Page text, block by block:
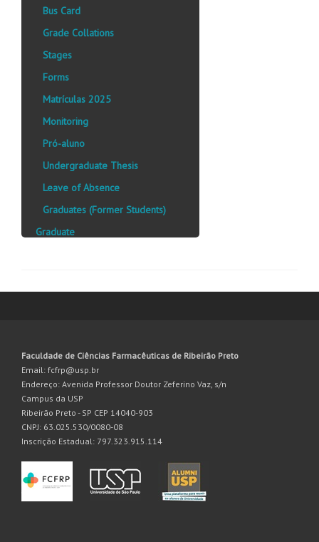
Bus Card
Grade Collations
Stages
Forms
Matrículas 2025
Monitoring
Pró-aluno
Undergraduate Thesis
Leave of Absence
Graduates (Former Students)
Graduate
Faculdade de Ciências Farmacêuticas de Ribeirão Preto
Email: fcfrp@usp.br
Endereço: Avenida Professor Doutor Zeferino Vaz, s/n
Campus da USP
Ribeirão Preto - SP CEP 14040-903
CNPJ: 63.025.530/0080-08
Inscrição Estadual: 797.323.915.114